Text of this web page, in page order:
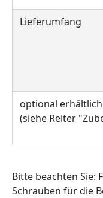
Lieferumfang
optional erhältlich
(siehe Reiter
Bitte beachten
Schrauben für die